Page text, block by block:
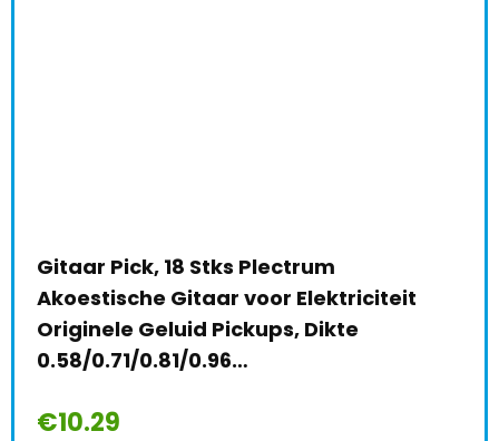
Gitaar Pick, 18 Stks Plectrum
Akoestische Gitaar voor Elektriciteit
Originele Geluid Pickups, Dikte
0.58/0.71/0.81/0.96…
€10.29